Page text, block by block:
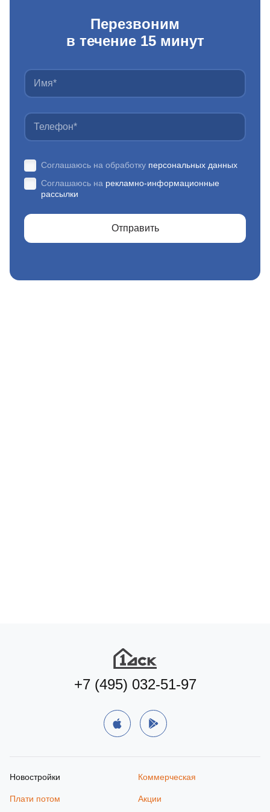
Перезвоним
в течение 15 минут
Соглашаюсь на обработку персональных данных
Соглашаюсь на рекламно-информационные
рассылки
Отправить
+7 (495) 032-51-97
Новостройки Коммерческая
Плати потом Акции